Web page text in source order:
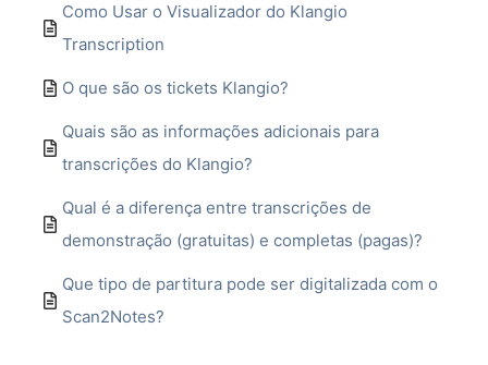
Como Usar o Visualizador do Klangio
Transcription
O que são os tickets Klangio?
Quais são as informações adicionais para
transcrições do Klangio?
Qual é a diferença entre transcrições de
demonstração (gratuitas) e completas (pagas)?
Que tipo de partitura pode ser digitalizada com o
Scan2Notes?